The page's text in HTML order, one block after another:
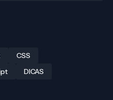
CSS
DICAS